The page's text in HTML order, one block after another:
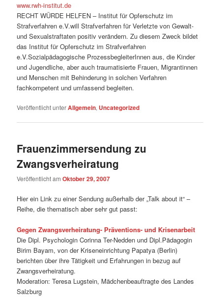
www.rwh-institut.de
RECHT WÜRDE HELFEN – Institut für Opferschutz im
Strafverfahren e.V.will Strafverfahren für Verletzte von Gewalt-
und Sexualstraftaten positiv verändern. Zu diesem Zweck bildet
das Institut für Opferschutz im Strafverfahren
e.V.Sozialpädagogische ProzessbegleiterInnen aus, die Kinder
und Jugendliche, aber auch traumatisierte Frauen, Migrantinnen
und Menschen mit Behinderung in solchen Verfahren
fachkompetent und umfassend begleiten.
Veröffentlicht unterAllgemein, Uncategorized
Frauenzimmersendung zu
Zwangsverheiratung
Veröffentlicht amOktober 29, 2007
Hier ein Link zu einer Sendung außerhalb der „Talk about it“ –
Reihe, die thematisch aber sehr gut passt:
Gegen Zwangsverheiratung- Präventions- und Krisenarbeit
Die Dipl. Psychologin Corinna Ter-Nedden und Dipl.Pädagogin
Birim Bayam, von der Kriseneinrichtung Papatya (Berlin)
berichten über ihre Tätigkeit und Erfahrungen in bezug auf
Zwangsverheiratung.
Moderation: Teresa Lugstein, Mädchenbeauftragte des Landes
Salzburg